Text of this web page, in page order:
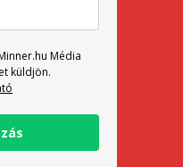
Média
küldjön.